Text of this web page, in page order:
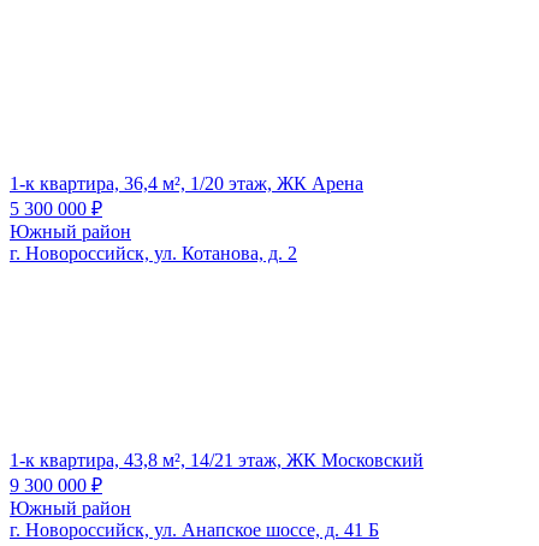
1-к квартира, 36,4 м², 1/20 этаж, ЖК Арена
5 300 000 ₽
Южный район
г. Новороссийск, ул. Котанова, д. 2
1-к квартира, 43,8 м², 14/21 этаж, ЖК Московский
9 300 000 ₽
Южный район
г. Новороссийск, ул. Анапское шоссе, д. 41 Б